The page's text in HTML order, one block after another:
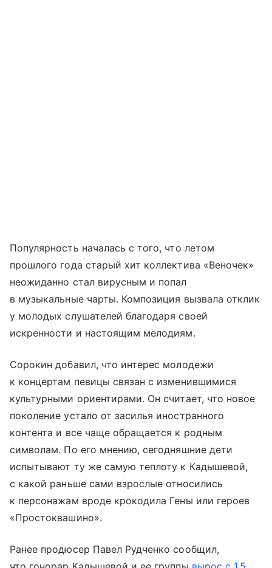
Популярность началась с того, что летом
прошлого года старый хит коллектива «Веночек»
неожиданно стал вирусным и попал
в музыкальные чарты. Композиция вызвала отклик
у молодых слушателей благодаря своей
искренности и настоящим мелодиям.
Сорокин добавил, что интерес молодежи
к концертам певицы связан с изменившимися
культурными ориентирами. Он считает, что новое
поколение устало от засилья иностранного
контента и все чаще обращается к родным
символам. По его мнению, сегодняшние дети
испытывают ту же самую теплоту к Кадышевой,
с какой раньше сами взрослые относились
к персонажам вроде крокодила Гены или героев
«Простоквашино».
Ранее продюсер Павел Рудченко сообщил,